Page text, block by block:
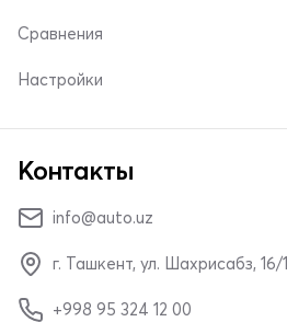
Сравнения
Настройки
Контакты
info@auto.uz
г. Ташкент, ул. Шахрисабз, 16/1
+998 95 324 12 00